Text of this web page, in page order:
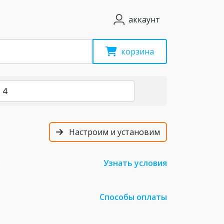
аккаунт
корзина
4
Настроим и установим
Узнать условия
Способы оплаты